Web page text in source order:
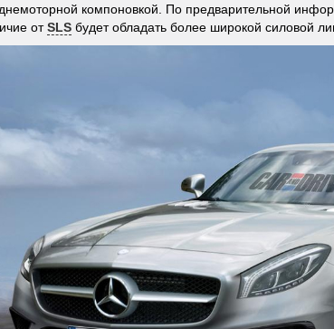
компоновкой. По предварительной
отSLS будет обладать более широкой силовой